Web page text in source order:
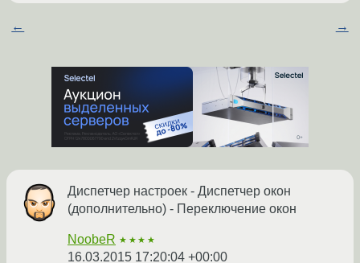
← →
Диспетчер настроек - Диспетчер окон
(дополнительно) - Переключение окон
NoobeR ★★★★
16.03.2015 17:20:04 +00:00